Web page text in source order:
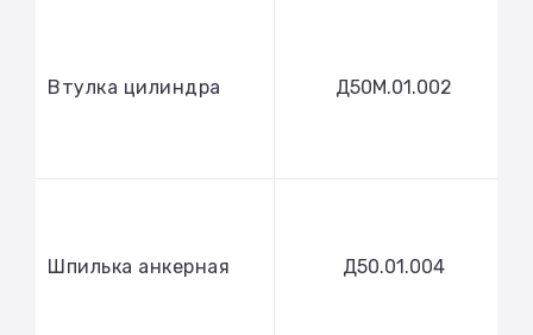
Втулка цилиндра Д50М.01.002
Шпилька анкерная Д50.01.004